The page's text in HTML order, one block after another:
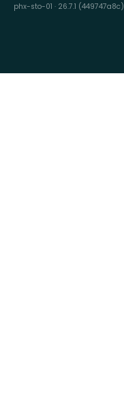
phx-sto-01 · 26.7.1 (449747a8c)